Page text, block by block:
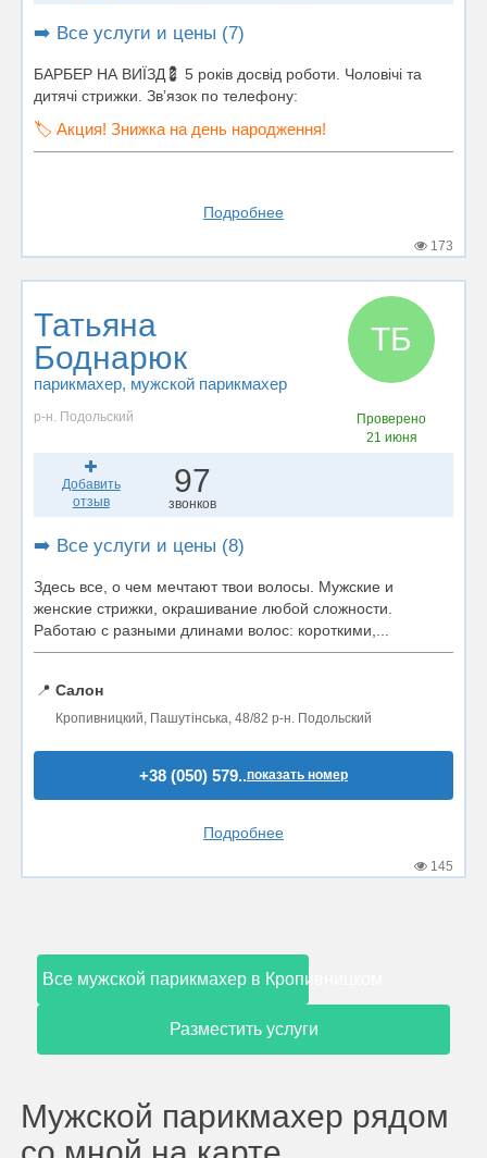
➡️ Все услуги и цены (7)
БАРБЕР НА ВИЇЗД💈 5 років досвід роботи. Чоловічі та
дитячі стрижки. Звʼязок по телефону:
🏷️ Акция! Знижка на день народження!
Подробнее
173
Татьяна
Боднарюк
парикмахер, мужской парикмахер
ТБ
р-н. Подольский
Проверено
21 июня
Добавить
отзыв
97
звонков
➡️ Все услуги и цены (8)
Здесь все, о чем мечтают твои волосы. Мужские и
женские стрижки, окрашивание любой сложности.
Работаю с разными длинами волос: короткими,...
📍 Салон
Кропивницкий, Пашутінська, 48/82 р-н. Подольский
+38 (050) 579..показать номер
Подробнее
145
Все мужской парикмахер в Кропивницком
Разместить услуги
Мужской парикмахер рядом